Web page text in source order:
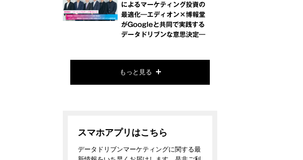
によるマーケティング投資の
最適化―エディオン×博報堂
がGoogleと共同で実践する
データドリブンな意思決定―
もっと見る
スマホアプリはこちら
データドリブンマーケティングに関する最